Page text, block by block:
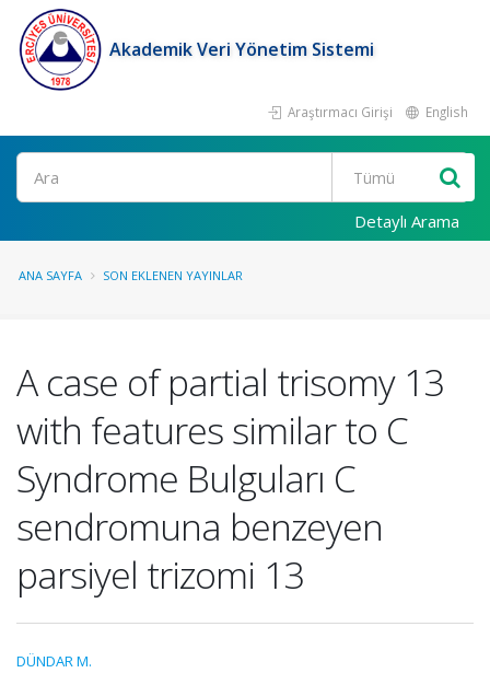
Akademik Veri Yönetim Sistemi
Araştırmacı Girişi English
Ara
Detaylı Arama
ANA SAYFA SON EKLENEN YAYINLAR
A case of partial trisomy 13
with features similar to C
Syndrome Bulguları C
sendromuna benzeyen
parsiyel trizomi 13
DÜNDAR M.